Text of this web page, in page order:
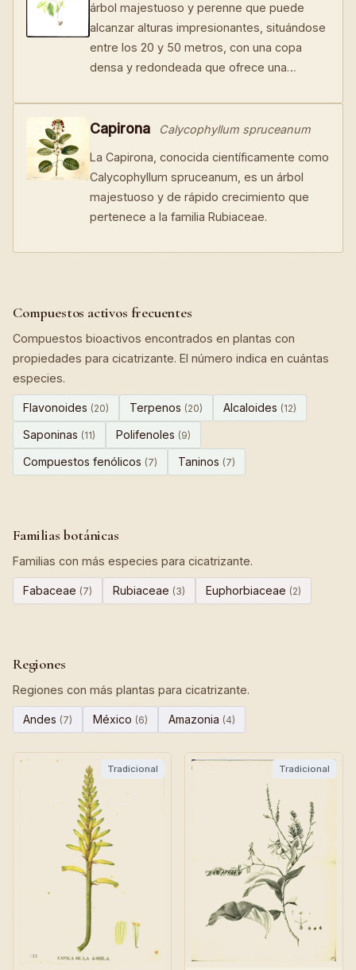
árbol majestuoso y perenne que puede
alcanzar alturas impresionantes, situándose
entre los 20 y 50 metros, con una copa
densa y redondeada que ofrece una…
Capirona Calycophyllum spruceanum
La Capirona, conocida científicamente como
Calycophyllum spruceanum, es un árbol
majestuoso y de rápido crecimiento que
pertenece a la familia Rubiaceae.
Compuestos activos frecuentes
Compuestos bioactivos encontrados en plantas con
propiedades para cicatrizante. El número indica en cuántas
especies.
Flavonoides (20) Terpenos (20) Alcaloides (12)
Saponinas (11) Polifenoles (9)
Compuestos fenólicos (7) Taninos (7)
Familias botánicas
Familias con más especies para cicatrizante.
Fabaceae (7) Rubiaceae (3) Euphorbiaceae (2)
Regiones
Regiones con más plantas para cicatrizante.
Andes (7) México (6) Amazonia (4)
Tradicional Tradicional